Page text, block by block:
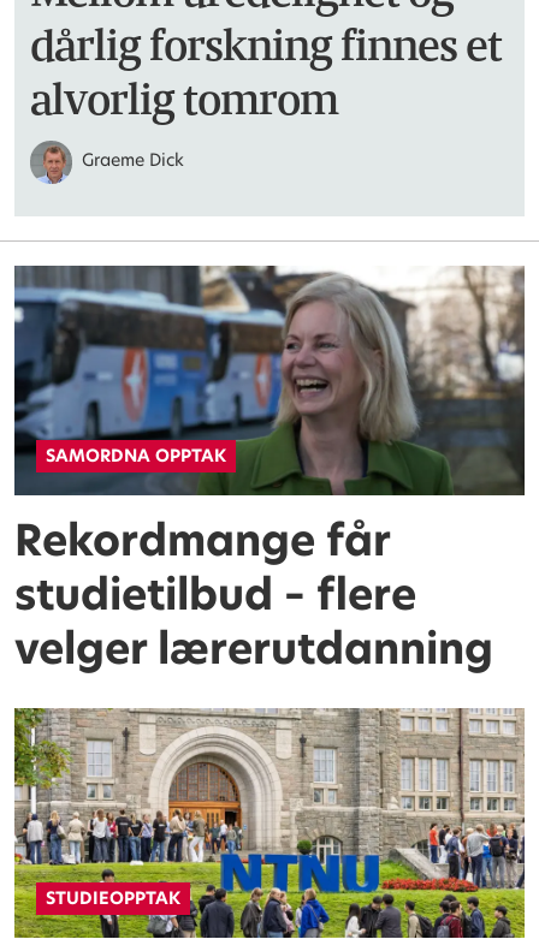
dårlig forskning finnes et
alvorlig tomrom
Graeme Dick
SAMORDNA OPPTAK
Rekordmange får
studietilbud – flere
velger lærerutdanning
STUDIEOPPTAK